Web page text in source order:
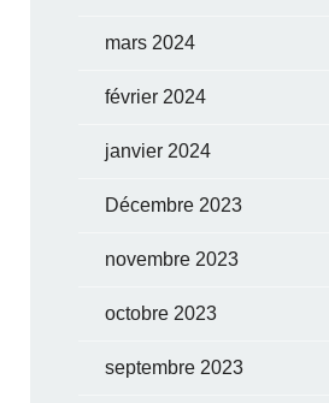
mars 2024
février 2024
janvier 2024
Décembre 2023
novembre 2023
octobre 2023
septembre 2023